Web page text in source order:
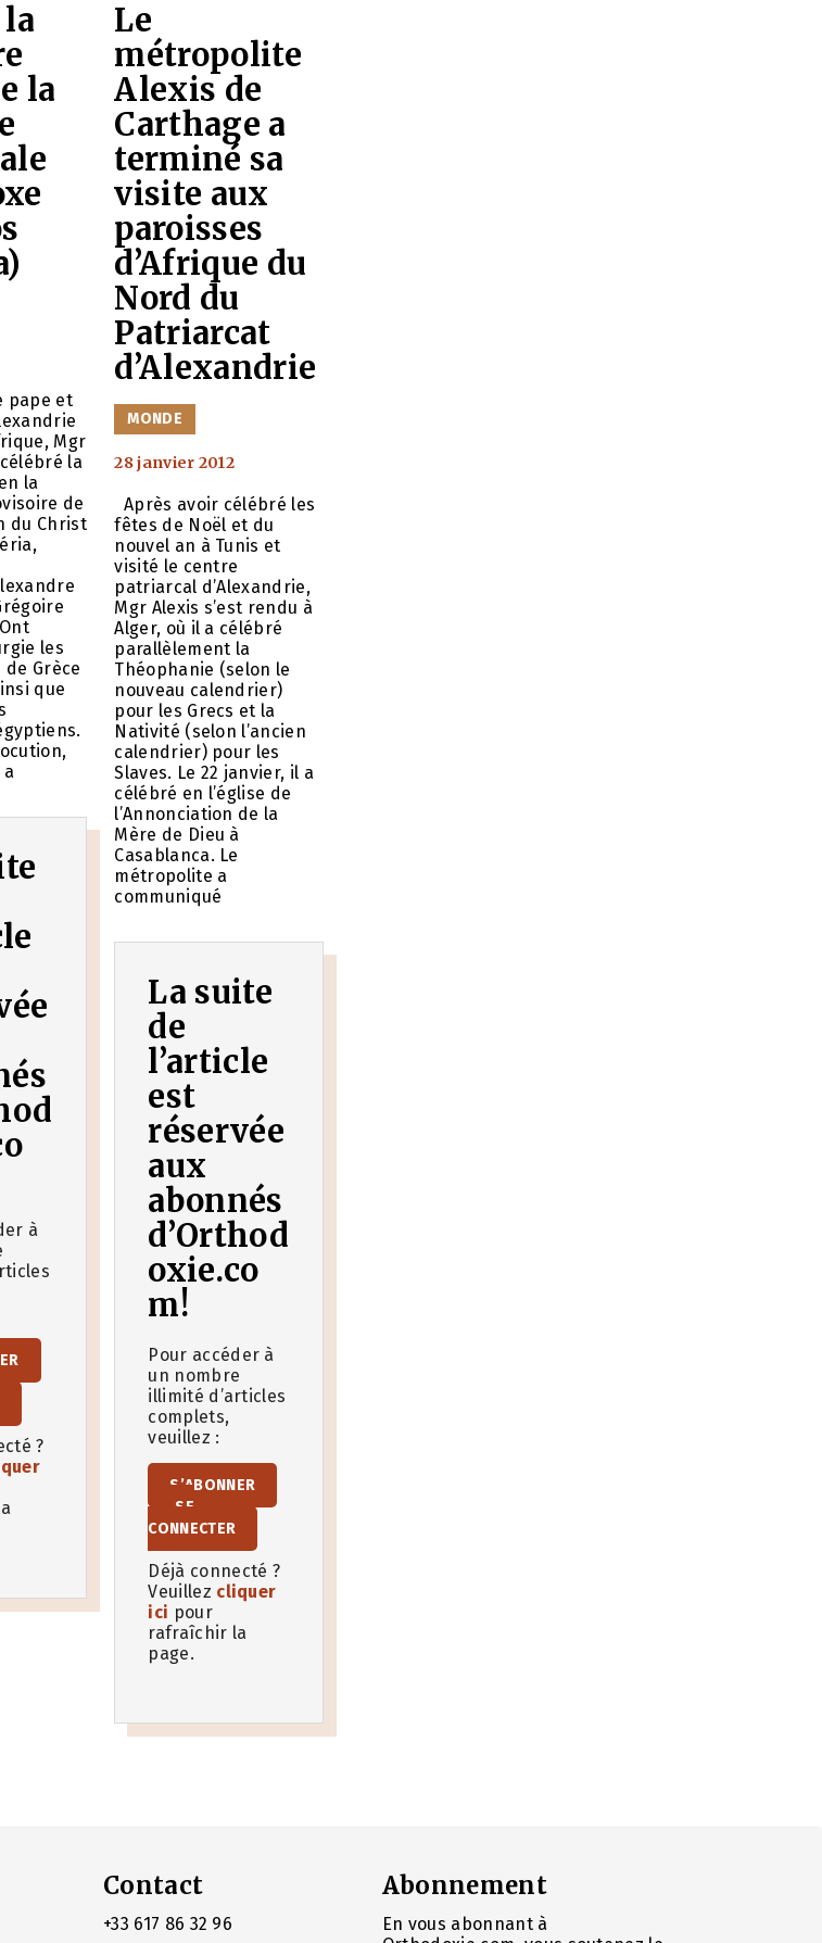
la
la
pape et
Mgr
la
la
de
du Christ
les
Grèce
que
a
à
?
Le
métropolite
Alexis de
Carthage a
terminé sa
visite aux
paroisses
d’Afrique du
Nord du
Patriarcat
d’Alexandrie
CATÉGORIES
MONDE
28 janvier 2012
Après avoir célébré les
fêtes de Noël et du
nouvel an à Tunis et
visité le centre
patriarcal d’Alexandrie,
Mgr Alexis s’est rendu à
Alger, où il a célébré
parallèlement la
Théophanie (selon le
nouveau calendrier)
pour les Grecs et la
Nativité (selon l’ancien
calendrier) pour les
Slaves. Le 22 janvier, il a
célébré en l’église de
l’Annonciation de la
Mère de Dieu à
Casablanca. Le
métropolite a
communiqué
La suite
de
l’article
est
réservée
aux
abonnés
d’Orthod
oxie.co
m!
Pour accéder à
un nombre
illimité d’articles
complets,
veuillez :
S’ABONNER
SE
CONNECTER
Déjà connecté ?
Veuillez cliquer
ici pour
rafraîchir la
page.
Contact
+33 617 86 32 96
Abonnement
En vous abonnant à